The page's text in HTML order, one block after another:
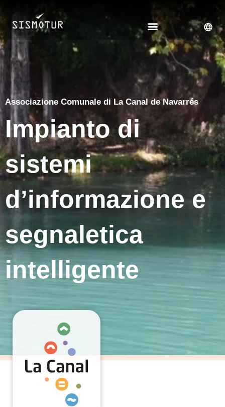
al
contenuto
Associazione Comunale di La Canal de Navarrés
Impianto di
sistemi
d’informazione e
segnaletica
intelligente